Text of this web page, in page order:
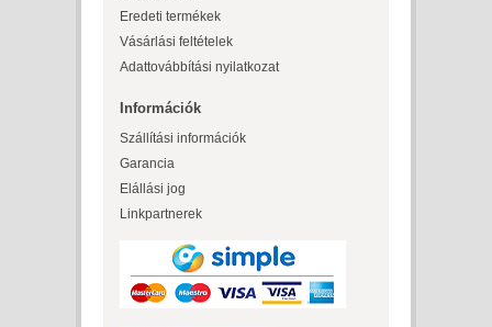
Eredeti termékek
Vásárlási feltételek
Adattovábbítási nyilatkozat
Információk
Szállítási információk
Garancia
Elállási jog
Linkpartnerek